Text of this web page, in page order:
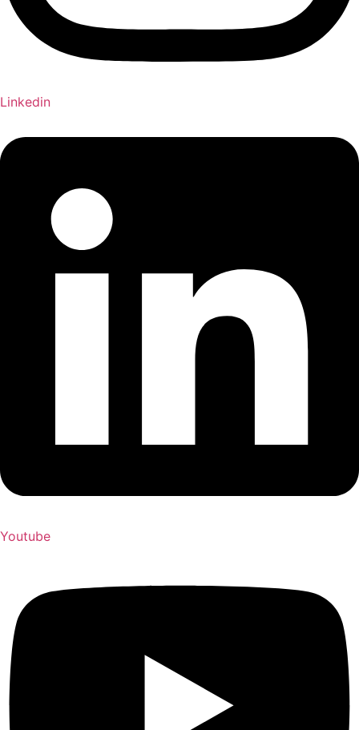
Linkedin
Youtube